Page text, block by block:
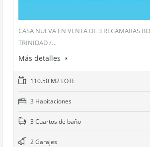
CASA NUEVA EN VENTA DE 3 RECAMARAS
TRINIDAD /…
Más detalles
110.50 M2 LOTE
3 Habitaciones
3 Cuartos de baño
2 Garajes